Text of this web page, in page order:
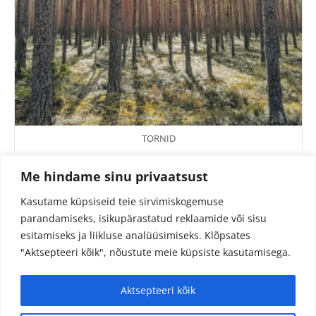
Me hindame sinu privaatsust
Kasutame küpsiseid teie sirvimiskogemuse
parandamiseks, isikupärastatud reklaamide või sisu
esitamiseks ja liikluse analüüsimiseks. Klõpsates
"Aktsepteeri kõik", nõustute meie küpsiste kasutamisega.
Aktsepteeri kõik
TORNID
© 2024 Fotojutud OÜ
Reg.nr. 14827097